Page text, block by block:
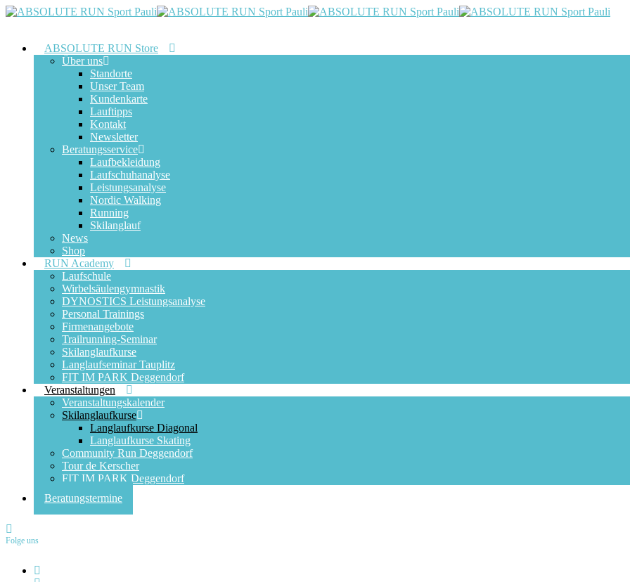
ABSOLUTE RUN Store
Über uns
Standorte
Unser Team
Kundenkarte
Lauftipps
Kontakt
Newsletter
Beratungsservice
Laufbekleidung
Laufschuhanalyse
Leistungsanalyse
Nordic Walking
Running
Skilanglauf
News
Shop
RUN Academy
Laufschule
Wirbelsäulengymnastik
DYNOSTICS Leistungsanalyse
Personal Trainings
Firmenangebote
Trailrunning-Seminar
Skilanglaufkurse
Langlaufseminar Tauplitz
FIT IM PARK Deggendorf
Veranstaltungen
Veranstaltungskalender
Skilanglaufkurse
Langlaufkurse Diagonal
Langlaufkurse Skating
Community Run Deggendorf
Tour de Kerscher
FIT IM PARK Deggendorf
Beratungstermine
Folge uns